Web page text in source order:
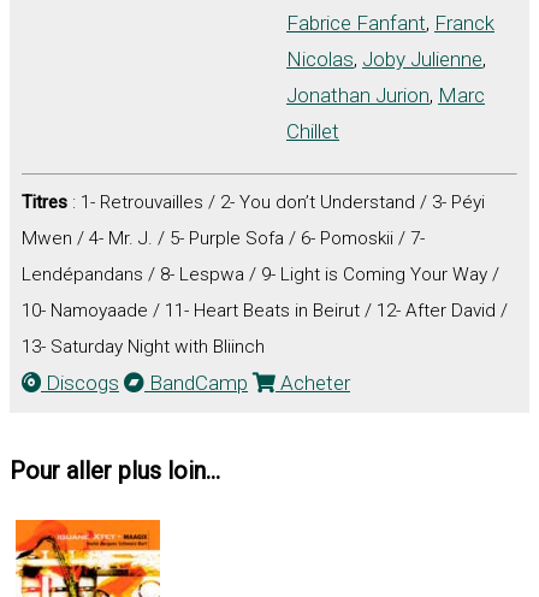
Fabrice Fanfant, Franck
Nicolas, Joby Julienne,
Jonathan Jurion, Marc
Chillet
Titres : 1- Retrouvailles / 2- You don’t Understand / 3- Péyi
Mwen / 4- Mr. J. / 5- Purple Sofa / 6- Pomoskii / 7-
Lendépandans / 8- Lespwa / 9- Light is Coming Your Way /
10- Namoyaade / 11- Heart Beats in Beirut / 12- After David /
13- Saturday Night with Bliinch
Discogs BandCamp Acheter
Pour aller plus loin...